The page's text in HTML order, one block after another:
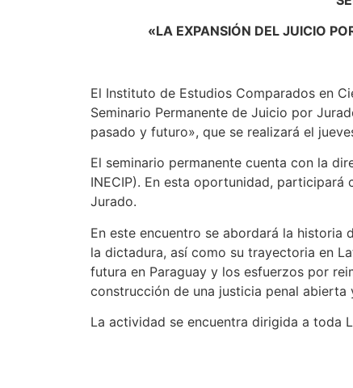
«LA EXPANSIÓN DEL JUICIO
El Instituto de Estudios Comparados en
Seminario Permanente de Juicio por
pasado y futuro», que se realizará el
El seminario permanente cuenta con la
INECIP). En esta oportunidad,
Jurado.
En este encuentro se abordará la historia
la dictadura, así como su trayectoria en
futura en Paraguay y los esfuerzos por
construcción de una justicia penal abierta
La actividad se encuentra dirigida a toda